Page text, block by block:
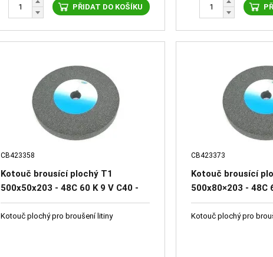
PŘIDAT DO KOŠÍKU
CB423358
Kotouč brousící plochý T1
500x50x203 - 48C 60 K 9 V C40 -
41631-0756
Kotouč plochý pro broušení litiny
CB423373
Kotouč brousící
500x80×203 - 48C
41631-1155
Kotouč plochý pro